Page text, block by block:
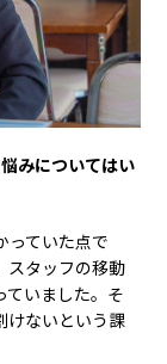
みについてはい
っていた点で
スタッフの移動
ていました。そ
けないという課